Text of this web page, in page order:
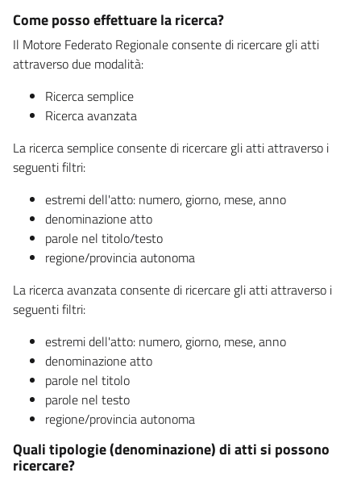
Come posso effettuare la ricerca?
Il Motore Federato Regionale consente di ricercare gli atti
attraverso due modalità:
Ricerca semplice
Ricerca avanzata
La ricerca semplice consente di ricercare gli atti attraverso i
seguenti filtri:
estremi dell'atto: numero, giorno, mese, anno
denominazione atto
parole nel titolo/testo
regione/provincia autonoma
La ricerca avanzata consente di ricercare gli atti attraverso i
seguenti filtri:
estremi dell'atto: numero, giorno, mese, anno
denominazione atto
parole nel titolo
parole nel testo
regione/provincia autonoma
Quali tipologie (denominazione) di atti si possono
ricercare?